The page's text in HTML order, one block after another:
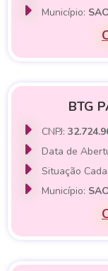
Município:
BTG
CNPJ:
Data de
Situação
Município: